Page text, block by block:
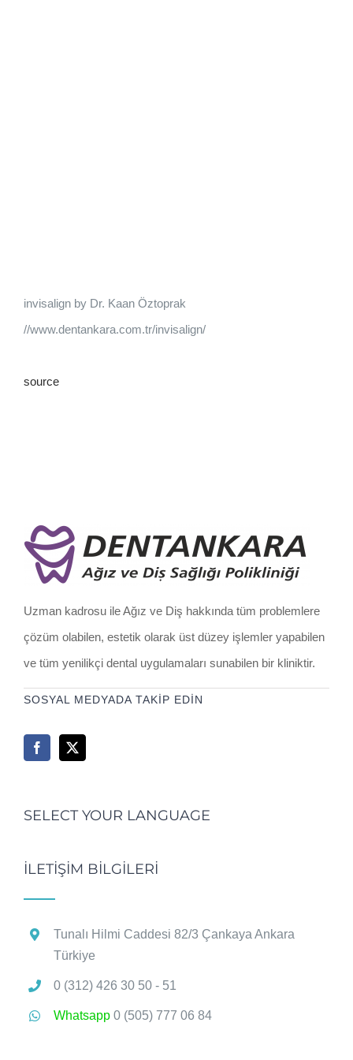
invisalign by Dr. Kaan Öztoprak
//www.dentankara.com.tr/invisalign/
source
Uzman kadrosu ile Ağız ve Diş hakkında tüm problemlere
çözüm olabilen, estetik olarak üst düzey işlemler yapabilen
ve tüm yenilikçi dental uygulamaları sunabilen bir kliniktir.
SOSYAL MEDYADA TAKİP EDİN
SELECT YOUR LANGUAGE
İLETİŞİM BİLGİLERİ
Tunalı Hilmi Caddesi 82/3 Çankaya Ankara
Türkiye
0 (312) 426 30 50 - 51
Whatsapp 0 (505) 777 06 84